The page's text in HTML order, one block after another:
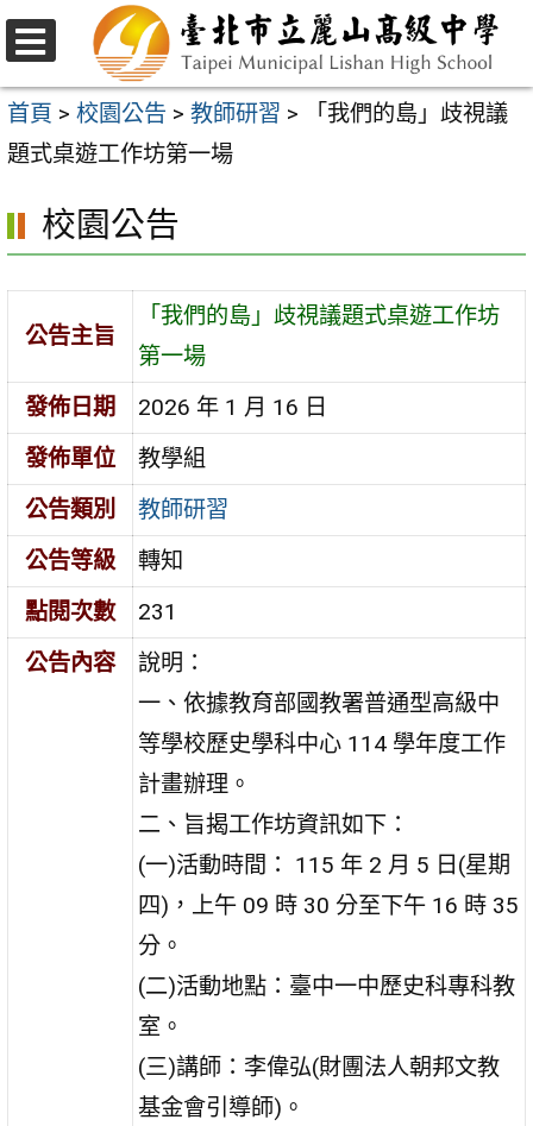
跳
至
主
要
容
區
選
單
首頁 > 校園公告 > 教師研習 >
「我們的島」歧視議
題式桌遊工作坊第一場
校園公告
公告主旨
「我們的島」歧視議題式桌遊工作坊
第一場
發佈日期
2026 年 1 月 16 日
發佈單位
教學組
公告類別
教師研習
公告等級
轉知
點閱次數
231
公告內容
說明：
一、依據教育部國教署普通型高級中
等學校歷史學科中心 114 學年度工作
計畫辦理。
二、旨揭工作坊資訊如下：
(一)活動時間： 115 年 2 月 5 日(星期
四)，上午 09 時 30 分至下午 16 時 35
分。
(二)活動地點：臺中一中歷史科專科教
室。
(三)講師：李偉弘(財團法人朝邦文教
基金會引導師)。